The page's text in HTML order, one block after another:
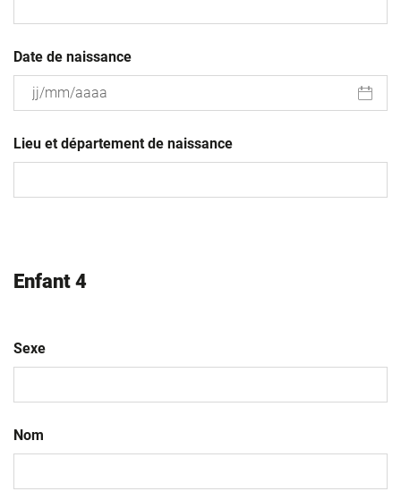
Date de naissance
slash
MM
Lieu et département de naissance
Enfant 4
Sexe
Nom